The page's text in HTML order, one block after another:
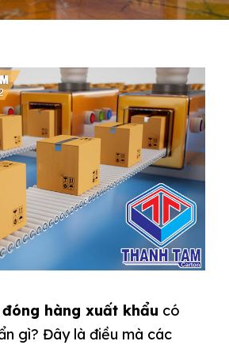
hàng xuất khẩu có
gì? Đây là điều mà các